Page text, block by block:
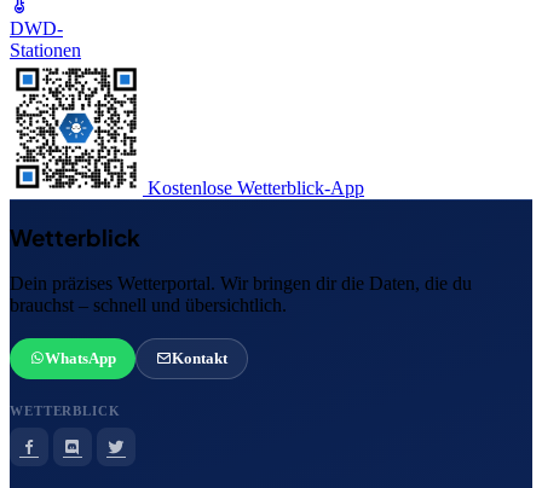
DWD-
Stationen
Kostenlose Wetterblick-App
Wetterblick
Dein präzises Wetterportal. Wir bringen dir die Daten, die du
brauchst – schnell und übersichtlich.
WhatsApp Kontakt
WETTERBLICK